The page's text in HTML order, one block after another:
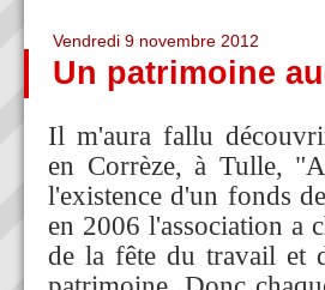
Vendredi 9 novembre 2012
Un patrimoine
Il m'aura fallu
en Corrèze, à Tulle,
l'existence d'un fonds
en 2006 l'association a
de la fête du travail et